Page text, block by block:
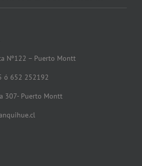
Nº122 – Puerto Montt
ó 652 252192
307- Puerto Montt